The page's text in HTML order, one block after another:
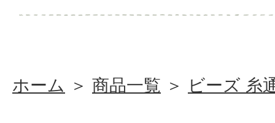
ホーム ＞ 商品一覧 ＞ ビーズ 糸